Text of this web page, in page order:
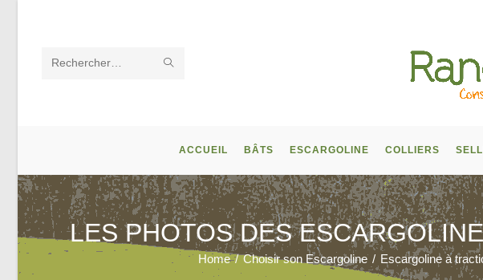
Rechercher
ACCUEIL BÂTS ESCARGOLINE COLLIERS
LES PHOTOS DES
Home / Choisir son Escargoline / Escargoline à